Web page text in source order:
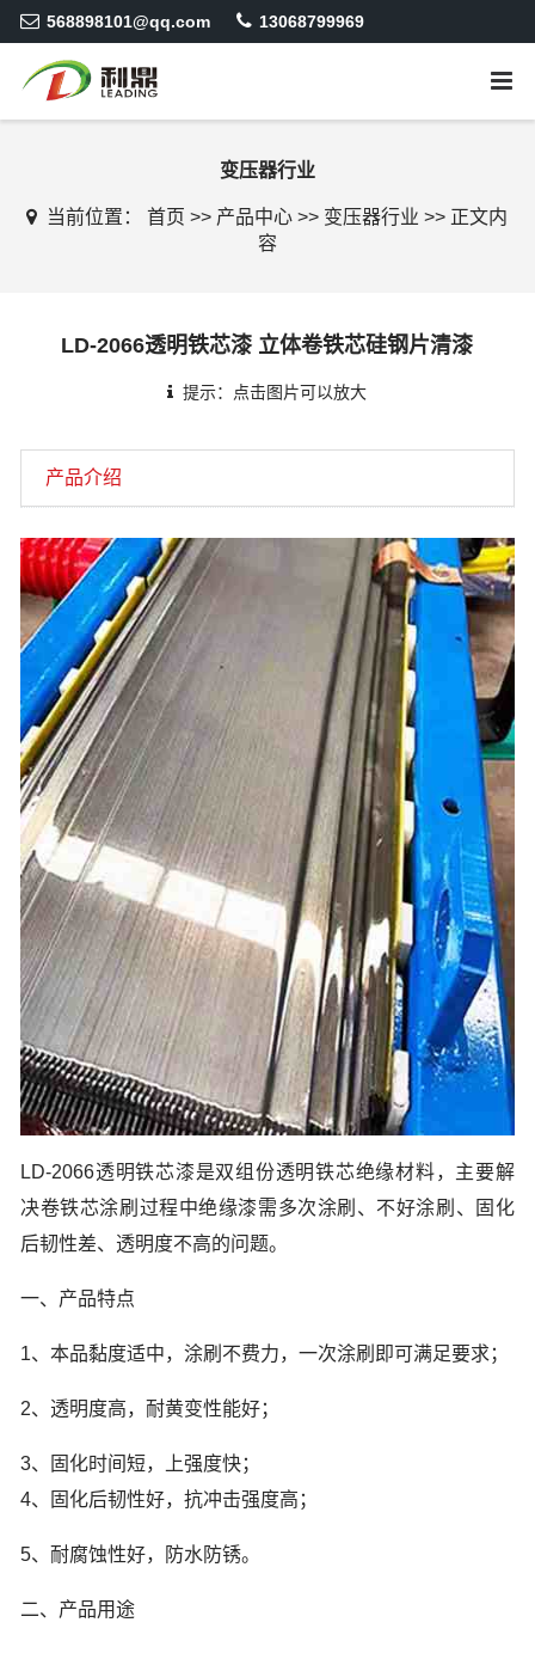
568898101@qq.com 13068799969
变压器行业
当前位置：首页 >> 产品中心 >> 变压器行业 >> 正文内
容
LD-2066透明铁芯漆 立体卷铁芯硅钢片清漆
提示：点击图片可以放大
产品介绍
LD-2066透明铁芯漆是双组份透明铁芯绝缘材料，主要解
决卷铁芯涂刷过程中绝缘漆需多次涂刷、不好涂刷、固化
后韧性差、透明度不高的问题。
一、产品特点
1、本品黏度适中，涂刷不费力，一次涂刷即可满足要求；
2、透明度高，耐黄变性能好；
3、固化时间短，上强度快；
4、固化后韧性好，抗冲击强度高；
5、耐腐蚀性好，防水防锈。
二、产品用途